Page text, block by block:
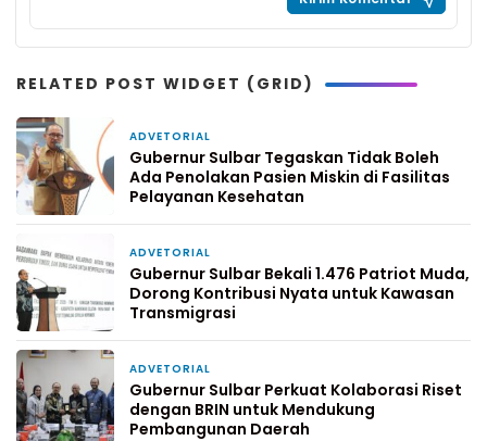
RELATED POST WIDGET (GRID)
ADVETORIAL
Gubernur Sulbar Tegaskan Tidak Boleh
Ada Penolakan Pasien Miskin di Fasilitas
Pelayanan Kesehatan
ADVETORIAL
Gubernur Sulbar Bekali 1.476 Patriot Muda,
Dorong Kontribusi Nyata untuk Kawasan
Transmigrasi
ADVETORIAL
Gubernur Sulbar Perkuat Kolaborasi Riset
dengan BRIN untuk Mendukung
Pembangunan Daerah